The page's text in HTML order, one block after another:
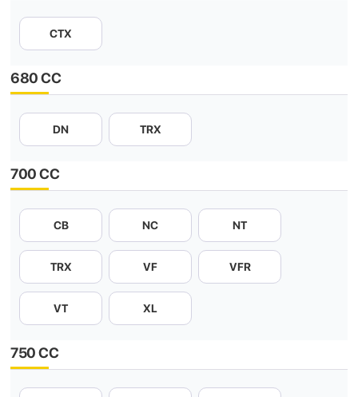
CTX
680 CC
DN TRX
700 CC
CB NC NT
TRX VF VFR
VT XL
750 CC